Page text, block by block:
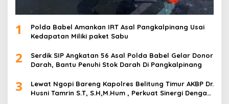
1
Polda Babel Amankan IRT Asal Pangkalpinang Usai
Kedapatan Miliki paket Sabu
2
Serdik SIP Angkatan 56 Asal Polda Babel Gelar Donor
Darah, Bantu Penuhi Stok Darah Di Pangkalpinang
3
Lewat Ngopi Bareng Kapolres Belitung Timur AKBP Dr.
Husni Tamrin S.T, S.H,M.Hum , Perkuat Sinergi Dengan